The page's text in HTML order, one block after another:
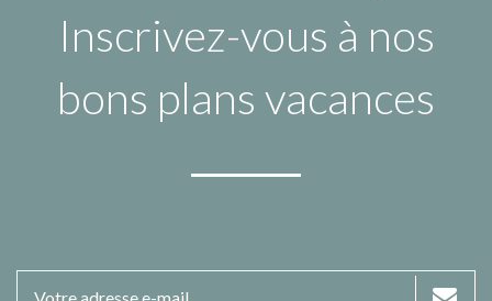
Inscrivez-vous à nos
bons plans vacances